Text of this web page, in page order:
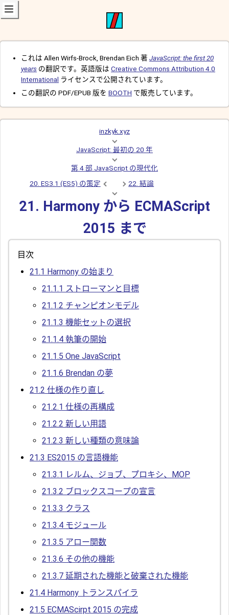
これは Allen Wirfs-Brock, Brendan Eich 著 JavaScript: the first 20
years の翻訳です。英語版は Creative Commons Attribution 4.0
International ライセンスで公開されています。
この翻訳の PDF/EPUB 版を BOOTH で販売しています。
inzkyk.xyz
JavaScript: 最初の 20 年
第 4 部 JavaScript の現代化
20. ES3.1 (ES5) の策定
22. 結論
21. Harmony から ECMAScript
2015 まで
目次
21.1 Harmony の始まり
21.1.1 ストローマンと目標
21.1.2 チャンピオンモデル
21.1.3 機能セットの選択
21.1.4 執筆の開始
21.1.5 One JavaScript
21.1.6 Brendan の夢
21.2 仕様の作り直し
21.2.1 仕様の再構成
21.2.2 新しい用語
21.2.3 新しい種類の意味論
21.3 ES2015 の言語機能
21.3.1 レルム、ジョブ、プロキシ、MOP
21.3.2 ブロックスコープの宣言
21.3.3 クラス
21.3.4 モジュール
21.3.5 アロー関数
21.3.6 その他の機能
21.3.7 延期された機能と破棄された機能
21.4 Harmony トランスパイラ
21.5 ECMAScirpt 2015 の完成